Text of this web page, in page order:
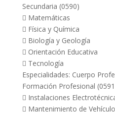
Secundaria (0590)
 Matemáticas
 Física y Química
 Biología y Geología
 Orientación Educativa
 Tecnología
Especialidades: Cuerpo
Formación Profesional
 Instalaciones
 Mantenimiento de